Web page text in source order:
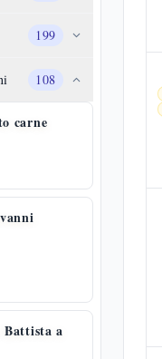
199
108
carne
a